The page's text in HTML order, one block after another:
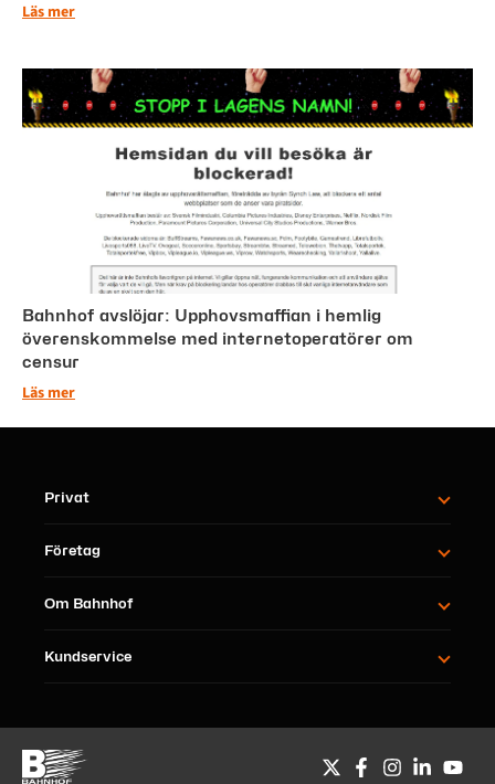
Läs mer
Bahnhof avslöjar: Upphovsmaffian i hemlig
överenskommelse med internetoperatörer om
censur
Läs mer
Privat
Företag
Om Bahnhof
Kundservice